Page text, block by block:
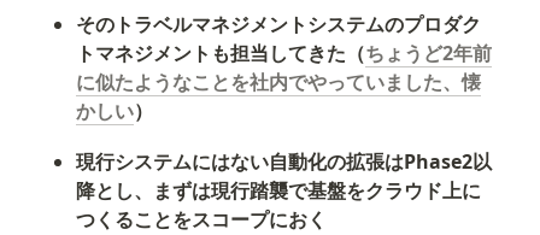
そのトラベルマネジメントシステムのプロダク
トマネジメントも担当してきた（ちょうど2年前
に似たようなことを社内でやっていました、懐
かしい）
現行システムにはない自動化の拡張はPhase2以
降とし、まずは現行踏襲で基盤をクラウド上に
つくることをスコープにおく